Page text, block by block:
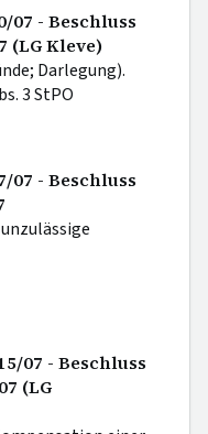
07 - Beschluss
(LG Kleve)
Darlegung).
3 StPO
07 - Beschluss
07 - Beschluss
(LG